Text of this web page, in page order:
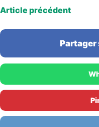
Article précédent
Partager